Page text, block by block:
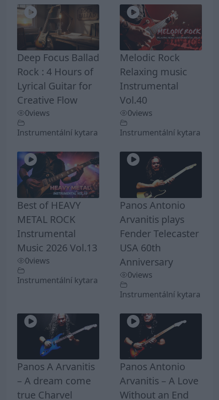
Deep Focus Ballad
Rock : 4 Hours of
Lyrical Guitar for
Creative Flow
0views
Instrumentální kytara
Melodic Rock
Relaxing music
Instrumental
Vol.40
0views
Instrumentální kytara
Best of HEAVY
METAL ROCK
Instrumental
Music 2026 Vol.13
0views
Instrumentální kytara
Panos Antonio
Arvanitis plays
Fender Telecaster
USA 60th
Anniversary
0views
Instrumentální kytara
Panos A Arvanitis
– A dream come
true Charvel
Panos Antonio
Arvanitis – A Love
Without an End